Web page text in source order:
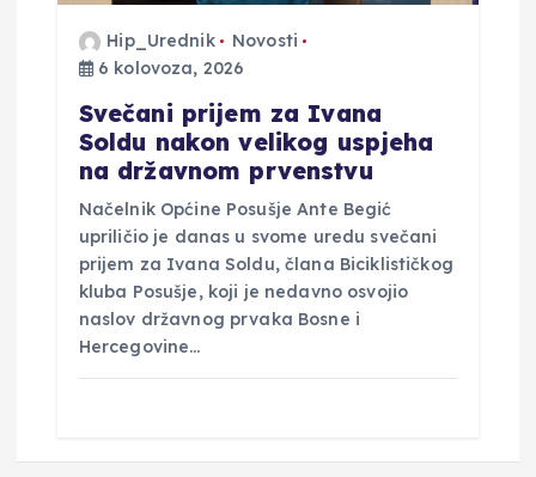
Hip_Urednik
Novosti
6 kolovoza, 2026
Svečani prijem za Ivana
Soldu nakon velikog uspjeha
na državnom prvenstvu
Načelnik Općine Posušje Ante Begić
upriličio je danas u svome uredu svečani
prijem za Ivana Soldu, člana Biciklističkog
kluba Posušje, koji je nedavno osvojio
naslov državnog prvaka Bosne i
Hercegovine…